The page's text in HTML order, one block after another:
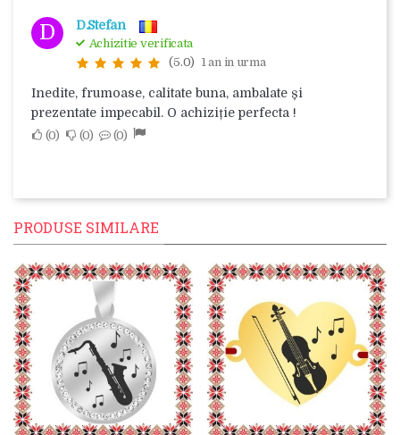
D D.Stefan
Achizitie verificata
(5.0) 1 an in urma
Inedite, frumoase, calitate buna, ambalate și
prezentate impecabil. O achiziție perfecta !
0 0 0
PRODUSE SIMILARE